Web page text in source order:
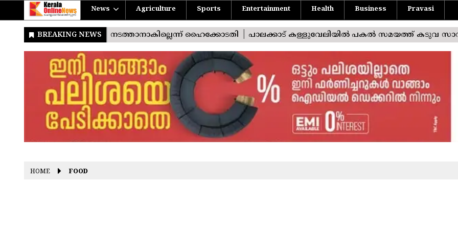
News Agriculture Sports Entertainment Health Business Pravasi
HOME FOOD